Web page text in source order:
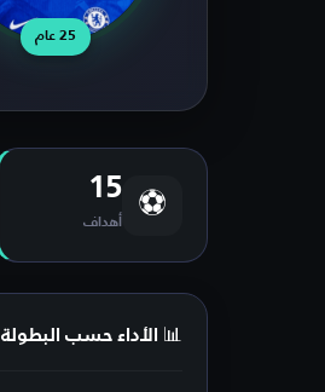
25 عام
⚽
15
أهداف
📊 الأداء حسب البطولة